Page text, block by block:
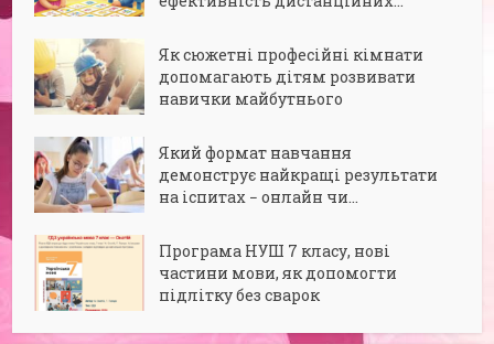
Як сюжетні професійні кімнати
допомагають дітям розвивати
навички майбутнього
Який формат навчання
демонструє найкращі результати
на іспитах − онлайн чи...
Програма НУШ 7 класу, нові
частини мови, як допомогти
підлітку без сварок